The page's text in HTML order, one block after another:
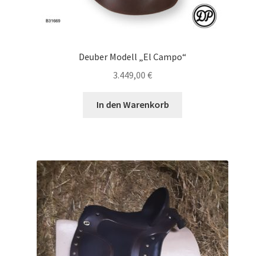
Deuber Modell „El Campo“
3.449,00 €
In den Warenkorb